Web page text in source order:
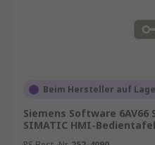
Beim Hersteller auf
Siemens Software
SIMATIC HMI-